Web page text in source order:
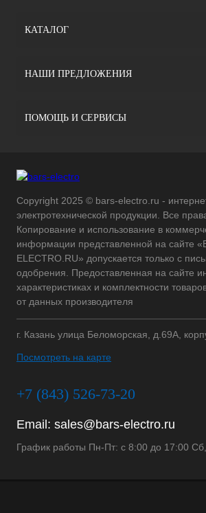
КАТАЛОГ
НАШИ ПРЕДЛОЖЕНИЯ
ПОМОЩЬ И СЕРВИСЫ
Copyright 2025 © bars-electro.ru -
электротехнической продукции. Все
Копирование и использование в
информации представленной на сайте
ELECTRO.RU» допускается только с
одобрения. Предоставленная на сайте
характеристиках и комплектности
от данных производителя
г. Казань улица Беломорская, д.69А,
Посмотреть на карте
+7 (843) 526-73-20
Email: sales@bars-electro.ru
График работы Пн-Пт: с 8:00 до 17:00